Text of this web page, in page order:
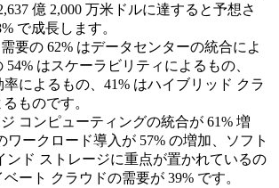
億 2,000 万米ドルに達すると予想さ
で成長します。
需要の 62% はデータセンターの統合によ
54% はスケーラビリティによるもの、
率によるもの、41% はハイブリッド クラ
ものです。
コンピューティングの統合が 61% 増
ワークロード導入が 57% の増加、ソフト
ンド ストレージに重点が置かれているの
ート クラウドの需要が 39% です。